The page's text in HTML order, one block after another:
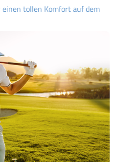
tollen Komfort auf dem